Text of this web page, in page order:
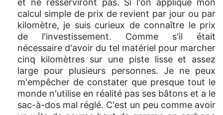
et ne resserviront pas. Si l'on applique mon
calcul simple de prix de revient par jour ou par
kilomètre, je suis curieux de connaître le prix
de l'investissement. Comme s'il était
nécessaire d'avoir du tel matériel pour marcher
cinq kilomètres sur une piste lisse et assez
large pour plusieurs personnes. Je ne peux
m'empêcher de constater que presque tout le
monde n'utilise en réalité pas ses bâtons et a le
sac-à-dos mal réglé. C'est un peu comme avoir